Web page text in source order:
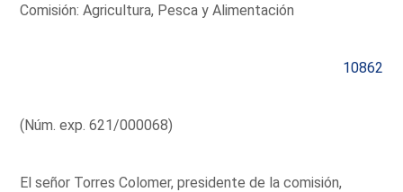
Comisión: Agricultura, Pesca y Alimentación
10862
(Núm. exp. 621/000068)
El señor Torres Colomer, presidente de la comisión,